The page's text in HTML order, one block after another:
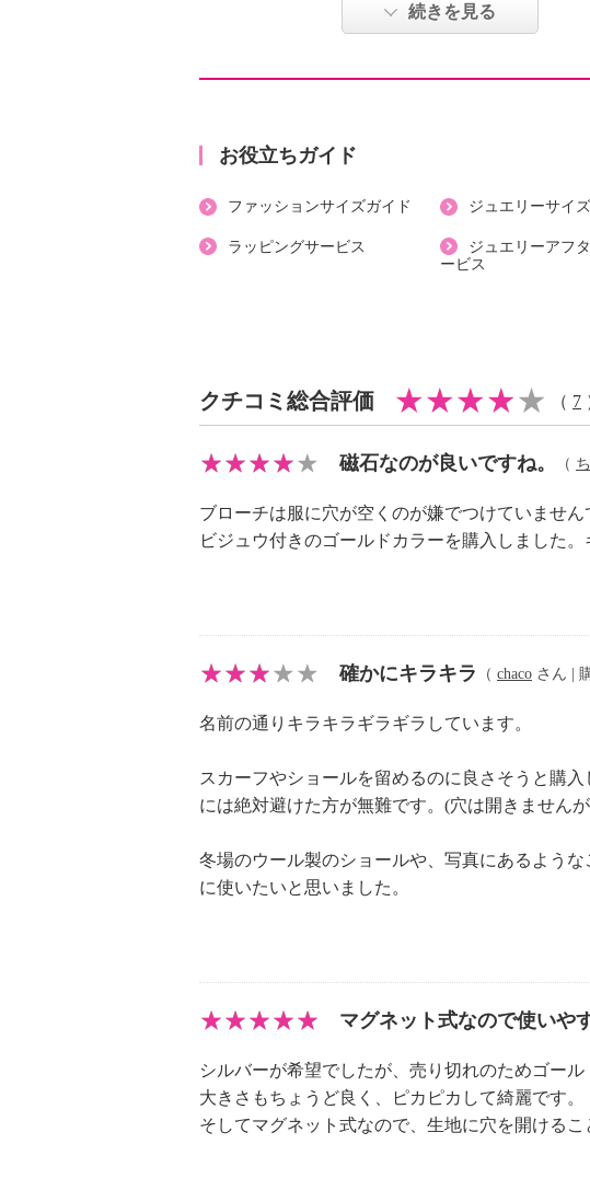
・本体：亜鉛合金・ガラス・マグネット
【メンテナンス（ケアラベル）】
・マグネット使用製品取り扱い注意表示あり
＜マグネットを使用した商品について＞
・ペースメーカーなど医療用電気機器をご使用の
さい。
・磁気カードや磁気ディスクなど磁気記録物を扱
・幼いお子様の手の届かないところに保管くださ
続きを見る
お役立ちガイド
ファッションサイズガイド ジュエリーサイ
ラッピングサービス
ジュエリーアフ
ービス
クチコミ総合評価 （ 7
磁石なのが良いですね。 （
ブローチは服に穴が空くのが嫌でつけていませ
ビジュウ付きのゴールドカラーを購入しました
確かにキラキラ （ chaco さん |
名前の通りキラキラギラギラしています。
スカーフやショールを留めるのに良さそうと購
には絶対避けた方が無難です。(穴は開きません
冬場のウール製のショールや、写真にあるよう
に使いたいと思いました。
マグネット式なので使いや
シルバーが希望でしたが、売り切れのためゴール
大きさもちょうど良く、ピカピカして綺麗です。
そしてマグネット式なので、生地に穴を開ける